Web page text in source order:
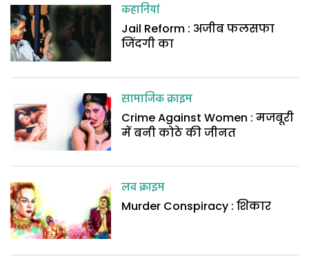
कहानियां
Jail Reform : अजीब फलसफा
जिंदगी का
सामाजिक क्राइम
Crime Against Women : मजबूरी
में बनी कोठे की जीनत
लव क्राइम
Murder Conspiracy : शिकार